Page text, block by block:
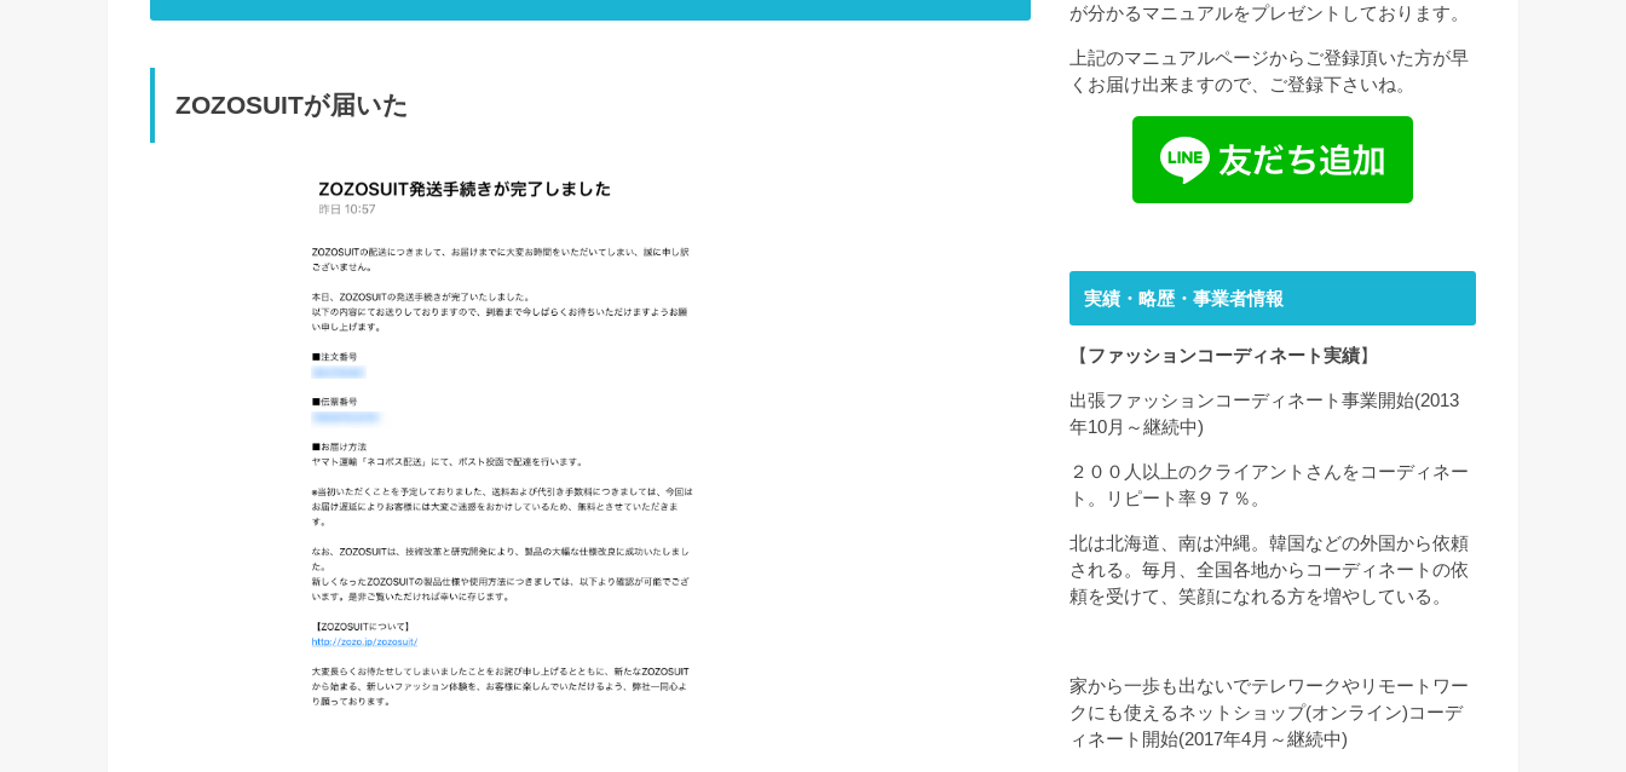
ZOZOSUITが届いた
が分かるマニュアルをプレゼントしております。
上記のマニュアルページからご登録頂いた方が早
くお届け出来ますので、ご登録下さいね。
実績・略歴・事業者情報
【 ファッションコーディネート実績】
出張ファッションコーディネート事業開始(2013
年10月～継続中)
２００人以上のクライアントさんをコーディネー
ト。リピート率９７％。
北は北海道、南は沖縄。韓国などの外国から依頼
される。毎月、全国各地からコーディネートの依
頼を受けて、笑顔になれる方を増やしている。
家から一歩も出ないでテレワークやリモートワー
クにも使えるネットショップ(オンライン)コーデ
ィネート開始(2017年4月～継続中)